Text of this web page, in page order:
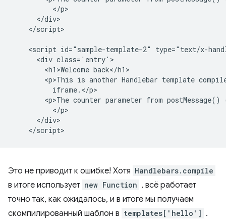
          </p>
      </div>
    </script>
<script id="sample-template-2" type="text/x-
      <div class='entry'>
        <h1>Welcome back</h1>
<p>This is another Handlebar template
          iframe.</p>
<p>The counter parameter from postMessage()
          </p>
      </div>
Это не приводит к ошибке! Хотя Handlebars.compile
в итоге использует new Function , всё работает
точно так, как ожидалось, и в итоге мы получаем
скомпилированный шаблон в templates['hello'] .